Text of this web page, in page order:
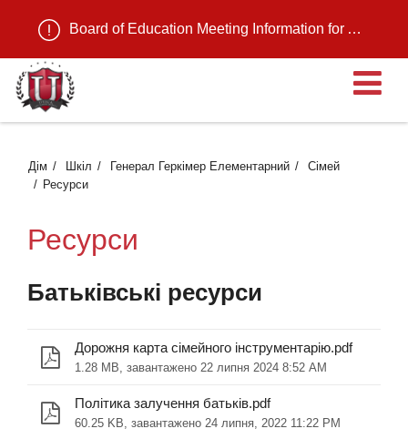
Board of Education Meeting Information for August 11, 2026
Дім Шкіл Генерал Геркімер Елементарний
Сімей
Ресурси
Ресурси
Батьківські ресурси
Дорожня карта сімейного інструментарію.pdf
1.28 MB, завантажено 22 липня 2024 8:52 AM
Політика залучення батьків.pdf
60.25 KB, завантажено 24 липня, 2022 11:22 PM